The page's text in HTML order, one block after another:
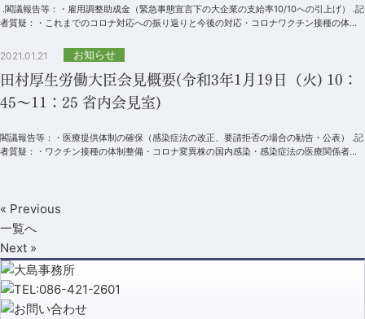
.閣議報告等：・雇用調整助成金（緊急事態宣言下の大企業の支給率10/10への引上げ） .記
者質疑：・これまでのコロナ対応への振り返りと今後の対応・コロナワクチン接種の体制
2021.01.21 お知らせ
田村厚生労働大臣会見概要(令和3年1月19日（火) 10：
45～11：25 省内会見室)
閣議報告等：・医療提供体制の確保（感染症法の改正、要請拒否の場合の勧告・公表） .記
者質疑：・ワクチン接種の体制整備・コロナ変異株の国内感染・感染症法の医療関係者へ
« Previous
一覧へ
Next »